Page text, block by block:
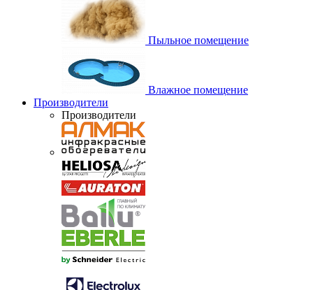
Пыльное помещение
Влажное помещение
Производители
Производители